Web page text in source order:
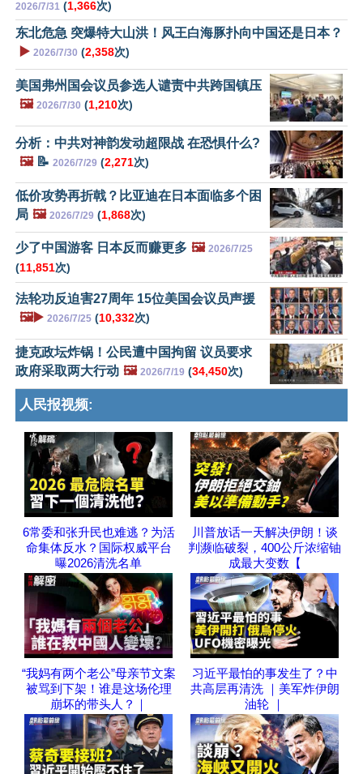
2026/7/31 (1,366次)
东北危急 突爆特大山洪！风王白海豚扑向中国还是日本？
▶️ 2026/7/30 (2,358次)
美国弗州国会议员参选人谴责中共跨国镇压
🖼️ 2026/7/30 (1,210次)
分析：中共对神韵发动超限战 在恐惧什么?
🖼️📝 2026/7/29 (2,271次)
低价攻势再折戟？比亚迪在日本面临多个困
局 🖼️ 2026/7/29 (1,868次)
少了中国游客 日本反而赚更多 🖼️ 2026/7/25
(11,851次)
法轮功反迫害27周年 15位美国会议员声援
🖼️▶️ 2026/7/25 (10,332次)
捷克政坛炸锅！公民遭中国拘留 议员要求
政府采取两大行动 🖼️ 2026/7/19 (34,450次)
人民报视频:
6常委和张升民也难逃？为活
命集体反水？国际权威平台
曝2026清洗名单
川普放话一天解决伊朗！谈
判濒临破裂，400公斤浓缩铀
成最大变数【
“我妈有两个老公”母亲节文案
被骂到下架！谁是这场伦理
崩坏的带头人？｜
习近平最怕的事发生了？中
共高层再清洗 ｜美军炸伊朗
油轮 ｜